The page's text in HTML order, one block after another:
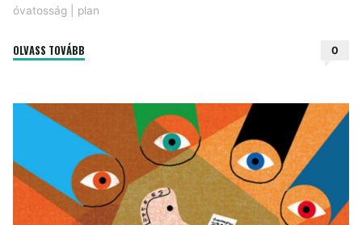
óvatosság
plan
OLVASS TOVÁBB
…"
0